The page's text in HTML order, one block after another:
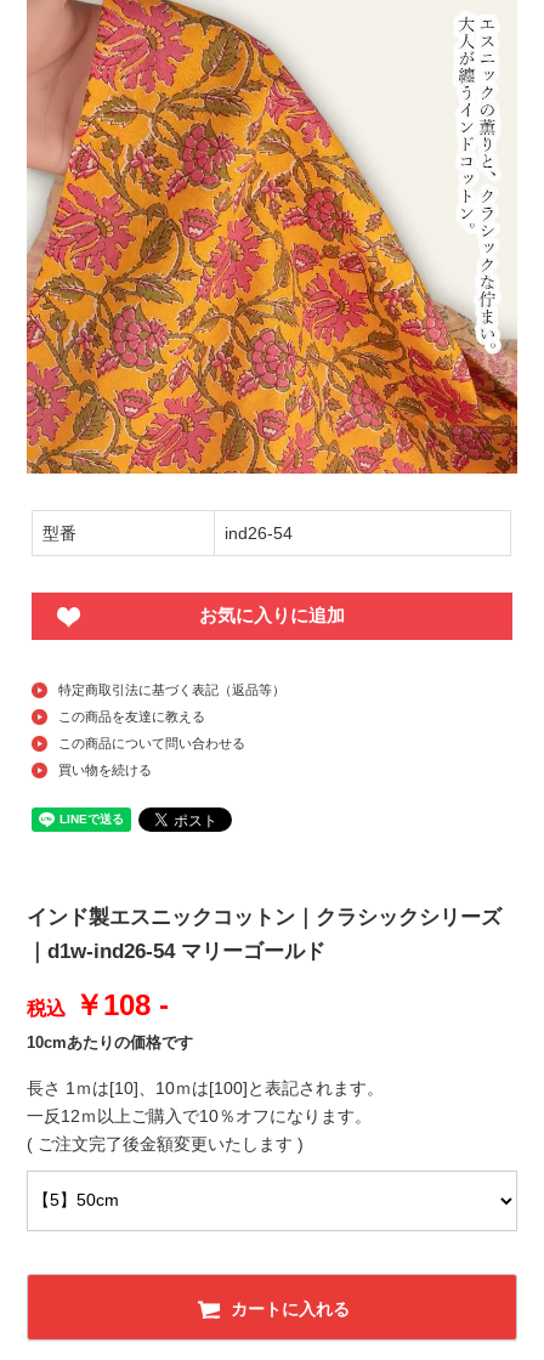
型番 ind26-54
お気に入りに追加
特定商取引法に基づく表記（返品等）
この商品を友達に教える
この商品について問い合わせる
買い物を続ける
インド製エスニックコットン｜クラシックシリーズ
｜d1w-ind26-54 マリーゴールド
税込 ￥108 -
10cmあたりの価格です
長さ 1ｍは[10]、10ｍは[100]と表記されます。
一反12ｍ以上ご購入で10％オフになります。
( ご注文完了後金額変更いたします )
カートに入れる